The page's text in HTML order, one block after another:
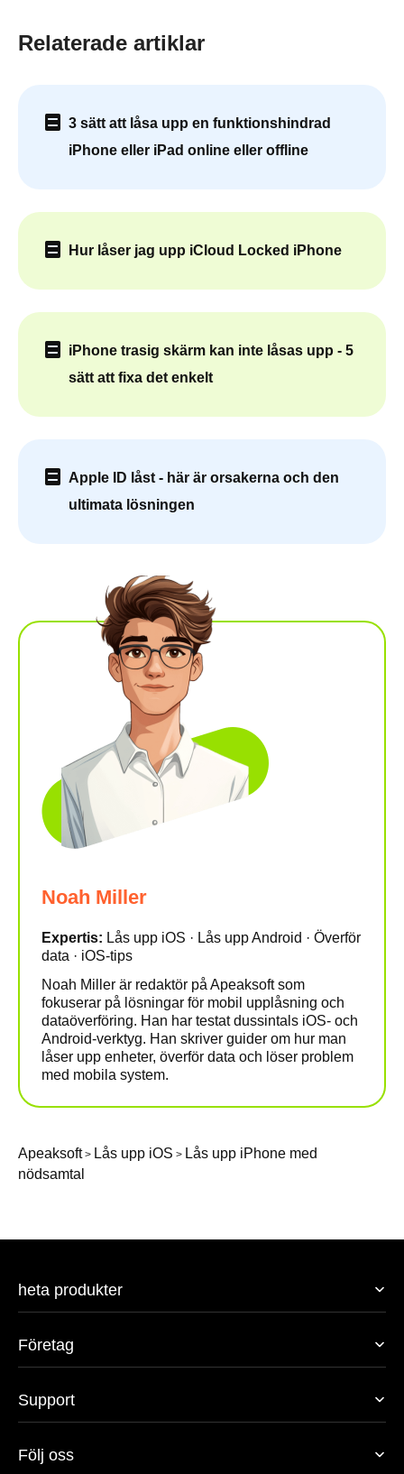
Relaterade artiklar
3 sätt att låsa upp en funktionshindrad
iPhone eller iPad online eller offline
Hur låser jag upp iCloud Locked iPhone
iPhone trasig skärm kan inte låsas upp - 5
sätt att fixa det enkelt
Apple ID låst - här är orsakerna och den
ultimata lösningen
Noah Miller
Expertis: Lås upp iOS · Lås upp Android · Överför
data · iOS-tips
Noah Miller är redaktör på Apeaksoft som
fokuserar på lösningar för mobil upplåsning och
dataöverföring. Han har testat dussintals iOS- och
Android-verktyg. Han skriver guider om hur man
låser upp enheter, överför data och löser problem
med mobila system.
Apeaksoft> Lås upp iOS > Lås upp iPhone med
nödsamtal
heta produkter
Företag
Support
Följ oss